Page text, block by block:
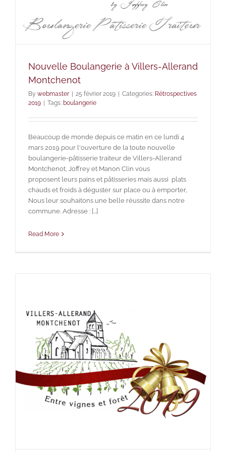
Nouvelle Boulangerie à Villers-Allerand
Montchenot
By webmaster 25 février 2019 Categories: Rétrospectives
2019
Tags: boulangerie
Beaucoup de monde depuis ce matin en ce lundi 4
mars 2019 pour l'ouverture de la toute nouvelle
boulangerie-pâtisserie traiteur de Villers-Allerand
Montchenot, Joffrey et Manon Clin vous
proposent leurs pains et pâtisseries mais aussi plats
chauds et froids à déguster sur place ou à emporter,
Nous leur souhaitons une belle réussite dans notre
commune. Adresse : [...]
Read More